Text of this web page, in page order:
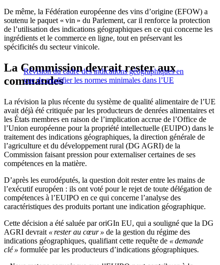
De même, la Fédération européenne des vins d’origine (EFOW) a
soutenu le paquet « vin » du Parlement, car il renforce la protection
de l’utilisation des indications géographiques en ce qui concerne les
ingrédients et le commerce en ligne, tout en préservant les
spécificités du secteur vinicole.
Révision du cadre des indications géographiques en
vue de modifier les normes minimales dans l’UE
La Commission devrait rester aux
commandes
La révision la plus récente du système de qualité alimentaire de l’UE
avait déjà été critiquée par les producteurs de denrées alimentaires et
les États membres en raison de l’implication accrue de l’Office de
l’Union européenne pour la propriété intellectuelle (EUIPO) dans le
traitement des indications géographiques, la direction générale de
l’agriculture et du développement rural (DG AGRI) de la
Commission faisant pression pour externaliser certaines de ses
compétences en la matière.
D’après les eurodéputés, la question doit rester entre les mains de
l’exécutif européen : ils ont voté pour le rejet de toute délégation de
compétences à l’EUIPO en ce qui concerne l’analyse des
caractéristiques des produits portant une indication géographique.
Cette décision a été saluée par oriGIn EU, qui a souligné que la DG
AGRI devrait « rester au cœur » de la gestion du régime des
indications géographiques, qualifiant cette requête de « demande
clé » formulée par les producteurs d’indications géographiques.